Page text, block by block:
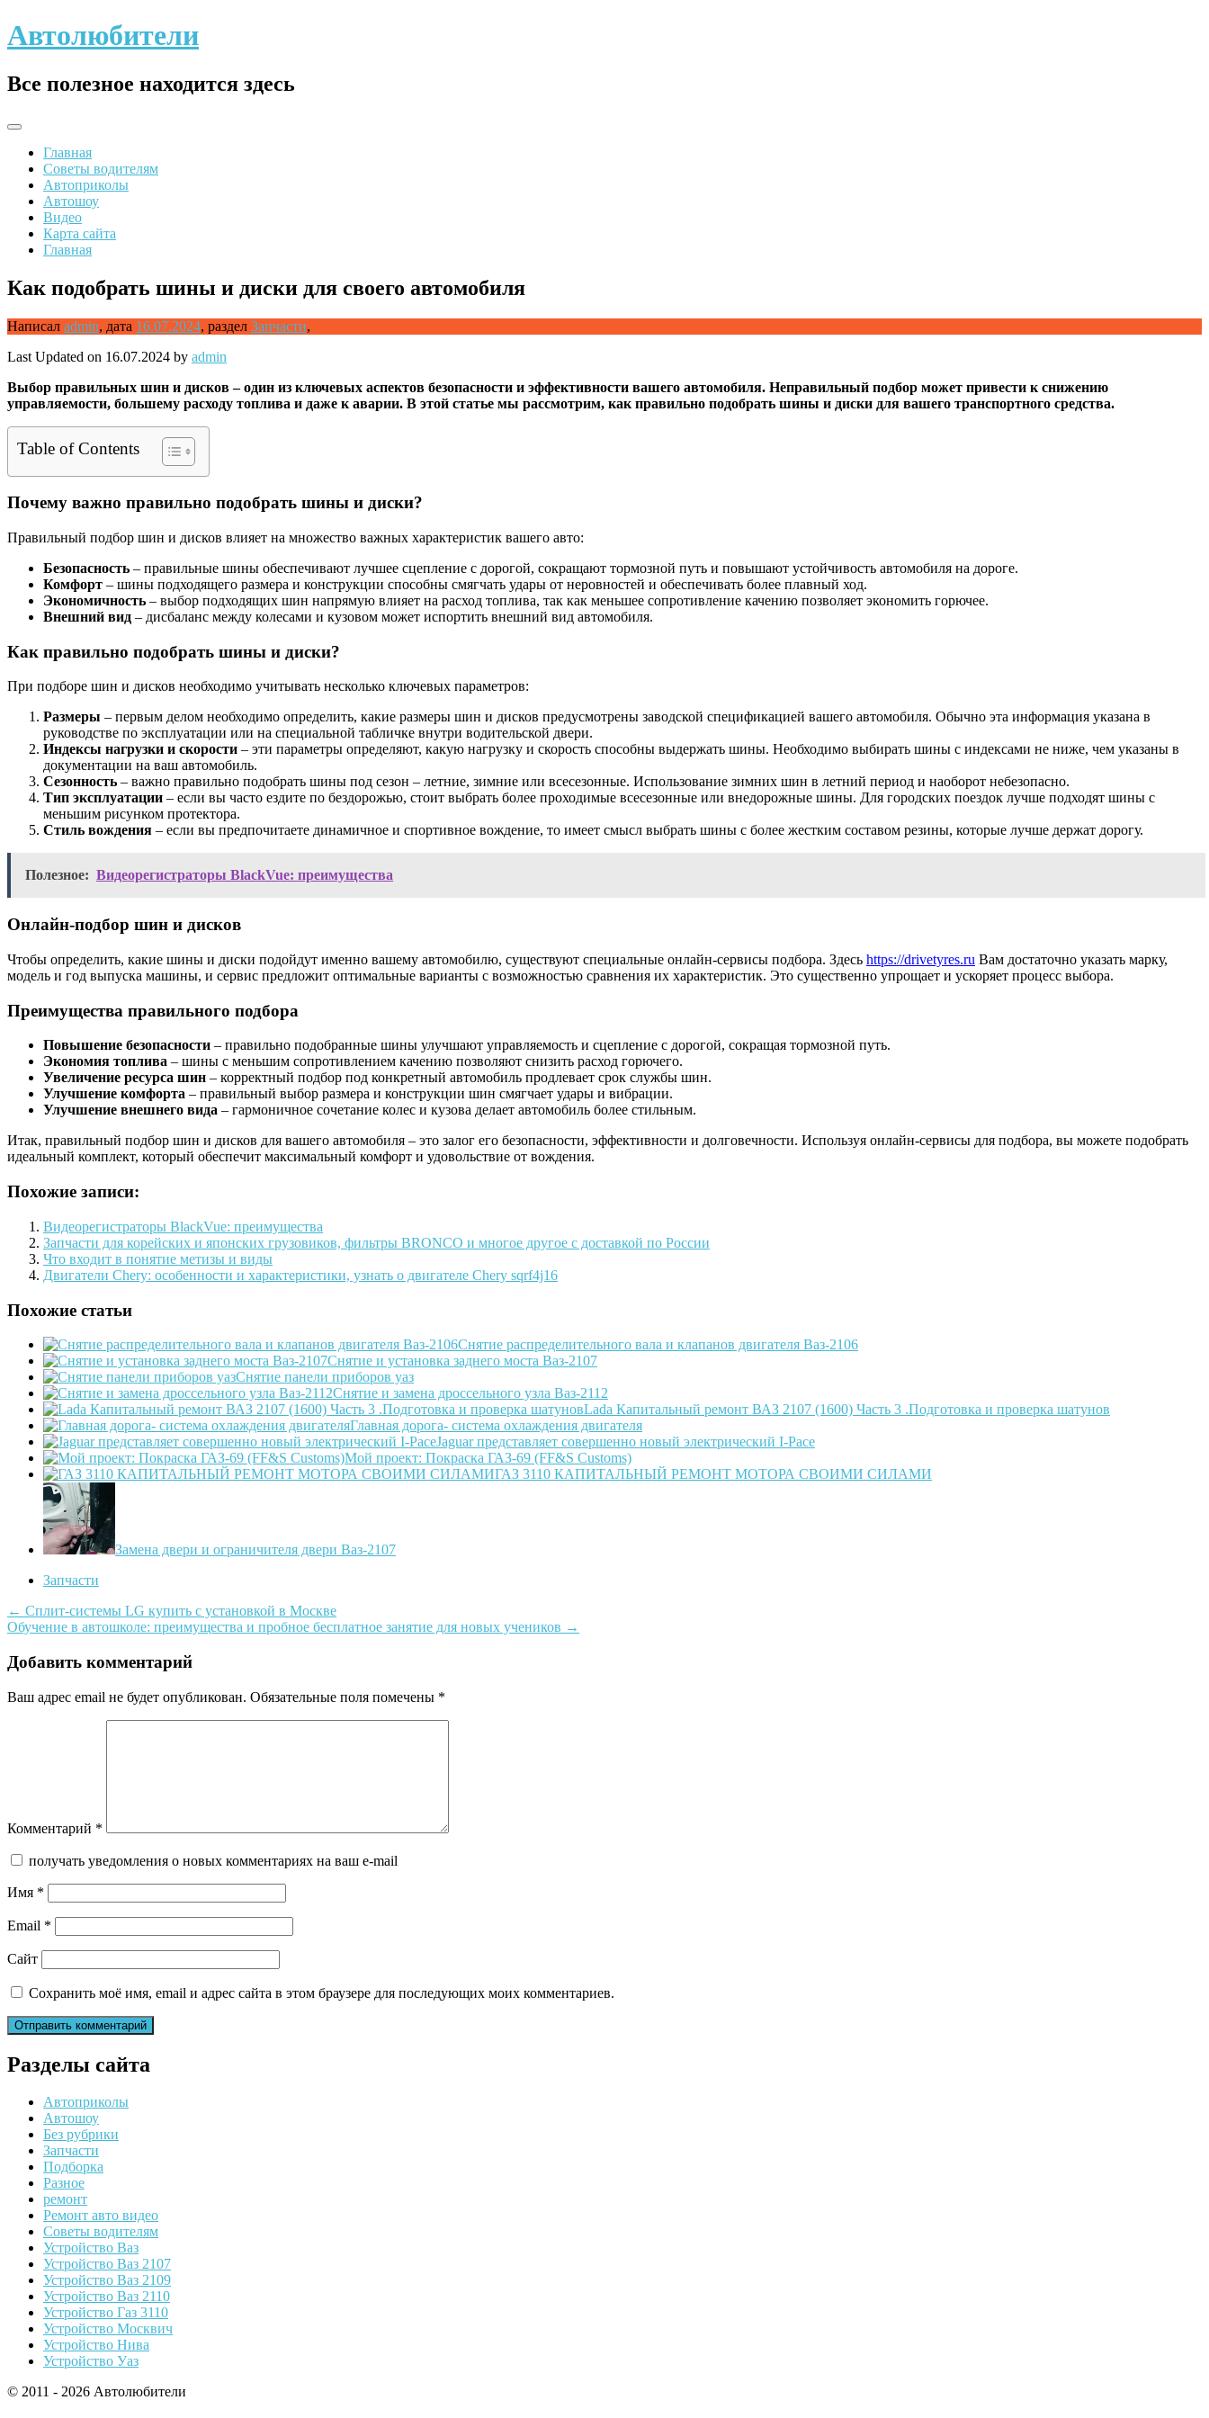
Skip
to
Автолюбители
Все полезное находится здесь
Главная
Советы водителям
Автоприколы
Автошоу
Видео
Карта сайта
Главная
Как подобрать шины и диски для своего автомобиля
Написал admin, дата 16.07.2024, раздел Запчасти,
Last Updated on 16.07.2024 by admin
Выбор правильных шин и дисков – один из ключевых аспектов безопасности и эффективности вашего автомобиля. Неправильный подбор может привести к снижению
управляемости, большему расходу топлива и даже к аварии. В этой статье мы рассмотрим, как правильно подобрать шины и диски для вашего транспортного средства.
Table of Contents
Почему важно правильно подобрать шины и диски?
Правильный подбор шин и дисков влияет на множество важных характеристик вашего авто:
Безопасность – правильные шины обеспечивают лучшее сцепление с дорогой, сокращают тормозной путь и повышают устойчивость автомобиля на дороге.
Комфорт – шины подходящего размера и конструкции способны смягчать удары от неровностей и обеспечивать более плавный ход.
Экономичность – выбор подходящих шин напрямую влияет на расход топлива, так как меньшее сопротивление качению позволяет экономить горючее.
Внешний вид – дисбаланс между колесами и кузовом может испортить внешний вид автомобиля.
Как правильно подобрать шины и диски?
При подборе шин и дисков необходимо учитывать несколько ключевых параметров:
Размеры – первым делом необходимо определить, какие размеры шин и дисков предусмотрены заводской спецификацией вашего автомобиля. Обычно эта информация указана в
руководстве по эксплуатации или на специальной табличке внутри водительской двери.
Индексы нагрузки и скорости – эти параметры определяют, какую нагрузку и скорость способны выдержать шины. Необходимо выбирать шины с индексами не ниже, чем указаны в
документации на ваш автомобиль.
Сезонность – важно правильно подобрать шины под сезон – летние, зимние или всесезонные. Использование зимних шин в летний период и наоборот небезопасно.
Тип эксплуатации – если вы часто ездите по бездорожью, стоит выбрать более проходимые всесезонные или внедорожные шины. Для городских поездок лучше подходят шины с
меньшим рисунком протектора.
Стиль вождения – если вы предпочитаете динамичное и спортивное вождение, то имеет смысл выбрать шины с более жестким составом резины, которые лучше держат дорогу.
Полезное: Видеорегистраторы BlackVue: преимущества
Онлайн-подбор шин и дисков
Чтобы определить, какие шины и диски подойдут именно вашему автомобилю, существуют специальные онлайн-сервисы подбора. Здесь https://drivetyres.ru Вам достаточно указать марку,
модель и год выпуска машины, и сервис предложит оптимальные варианты с возможностью сравнения их характеристик. Это существенно упрощает и ускоряет процесс выбора.
Преимущества правильного подбора
Повышение безопасности – правильно подобранные шины улучшают управляемость и сцепление с дорогой, сокращая тормозной путь.
Экономия топлива – шины с меньшим сопротивлением качению позволяют снизить расход горючего.
Увеличение ресурса шин – корректный подбор под конкретный автомобиль продлевает срок службы шин.
Улучшение комфорта – правильный выбор размера и конструкции шин смягчает удары и вибрации.
Улучшение внешнего вида – гармоничное сочетание колес и кузова делает автомобиль более стильным.
Итак, правильный подбор шин и дисков для вашего автомобиля – это залог его безопасности, эффективности и долговечности. Используя онлайн-сервисы для подбора, вы можете подобрать
идеальный комплект, который обеспечит максимальный комфорт и удовольствие от вождения.
Похожие записи:
Видеорегистраторы BlackVue: преимущества
Запчасти для корейских и японских грузовиков, фильтры BRONCO и многое другое с доставкой по России
Что входит в понятие метизы и виды
Двигатели Chery: особенности и характеристики, узнать о двигателе Chery sqrf4j16
Похожие статьи
Снятие распределительного вала и клапанов двигателя Ваз-2106
Снятие и установка заднего моста Ваз-2107
Снятие панели приборов уаз
Снятие и замена дроссельного узла Ваз-2112
Lada Капитальный ремонт ВАЗ 2107 (1600) Часть 3 .Подготовка и проверка шатунов
Главная дорога- система охлаждения двигателя
Jaguar представляет совершенно новый электрический I-Pace
Мой проект: Покраска ГАЗ-69 (FF&S Customs)
ГАЗ 3110 КАПИТАЛЬНЫЙ РЕМОНТ МОТОРА СВОИМИ СИЛАМИ
Замена двери и ограничителя двери Ваз-2107
Запчасти
Post
navigation
← Сплит-системы LG купить с установкой в Москве
Обучение в автошколе: преимущества и пробное бесплатное занятие для новых учеников →
Добавить комментарий
Ваш адрес email не будет опубликован. Обязательные поля помечены *
Комментарий *
получать уведомления о новых комментариях на ваш e-mail
Имя *
Email *
Сайт
Сохранить моё имя, email и адрес сайта в этом браузере для последующих моих комментариев.
Разделы сайта
Автоприколы
Автошоу
Без рубрики
Запчасти
Подборка
Разное
ремонт
Ремонт авто видео
Советы водителям
Устройство Ваз
Устройство Ваз 2107
Устройство Ваз 2109
Устройство Ваз 2110
Устройство Газ 3110
Устройство Москвич
Устройство Нива
Устройство Уаз
© 2011 - 2026 Автолюбители